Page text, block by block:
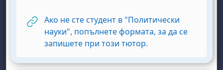
Ако не сте студент в "Политически
науки", попълнете формата, за да се
запишете при този тютор.